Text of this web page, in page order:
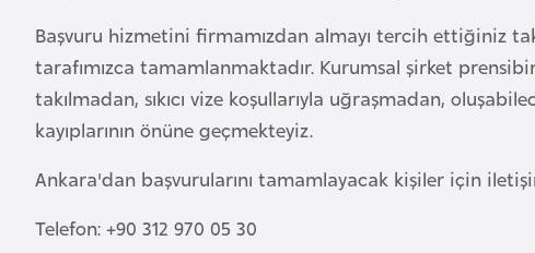
Başvuru hizmetini firmamızdan almayı tercih ettiğiniz
tarafımızca tamamlanmaktadır. Kurumsal şirket
takılmadan, sıkıcı vize koşullarıyla uğraşmadan,
kayıplarının önüne geçmekteyiz.
Ankara'dan başvurularını tamamlayacak kişiler için
Telefon: +90 312 970 05 30
e
l
ç
i
a